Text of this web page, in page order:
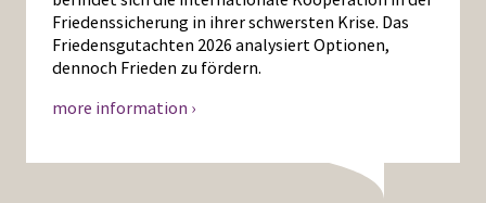
Friedenssicherung in ihrer schwersten Krise. Das
Friedensgutachten 2026 analysiert Optionen,
dennoch Frieden zu fördern.
more information ›